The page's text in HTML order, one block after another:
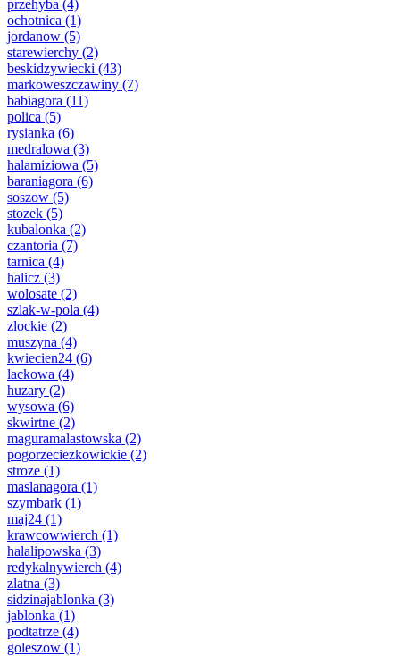
przehyba (4)
ochotnica (1)
jordanow (5)
starewierchy (2)
beskidzywiecki (43)
markoweszczawiny (7)
babiagora (11)
polica (5)
rysianka (6)
medralowa (3)
halamiziowa (5)
baraniagora (6)
soszow (5)
stozek (5)
kubalonka (2)
czantoria (7)
tarnica (4)
halicz (3)
wolosate (2)
szlak-w-pola (4)
zlockie (2)
muszyna (4)
kwiecien24 (6)
lackowa (4)
huzary (2)
wysowa (6)
skwirtne (2)
maguramalastowska (2)
pogorzeciezkowickie (2)
stroze (1)
maslanagora (1)
szymbark (1)
maj24 (1)
krawcowwierch (1)
halalipowska (3)
redykalnywierch (4)
zlatna (3)
sidzinajablonka (3)
jablonka (1)
podtatrze (4)
goleszow (1)